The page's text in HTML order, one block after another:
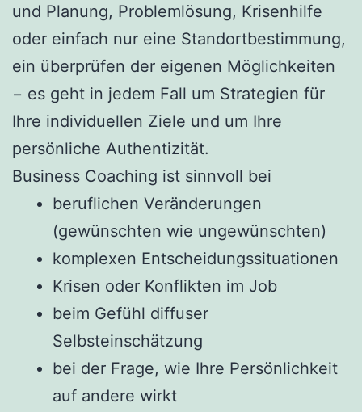
und Planung, Problemlösung, Krisenhilfe
oder einfach nur eine Standortbestimmung,
ein überprüfen der eigenen Möglichkeiten
− es geht in jedem Fall um Strategien für
Ihre individuellen Ziele und um Ihre
persönliche Authentizität.
Business Coaching ist sinnvoll bei
beruflichen Veränderungen
(gewünschten wie ungewünschten)
komplexen Entscheidungssituationen
Krisen oder Konflikten im Job
beim Gefühl diffuser
Selbsteinschätzung
bei der Frage, wie Ihre Persönlichkeit
auf andere wirkt